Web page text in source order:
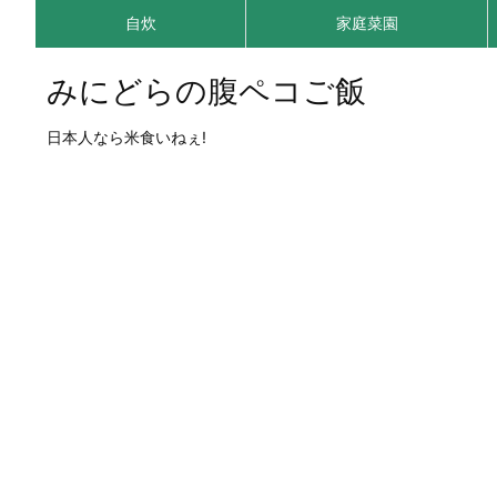
自炊 家庭菜園
みにどらの腹ペコご飯
日本人なら米食いねぇ!